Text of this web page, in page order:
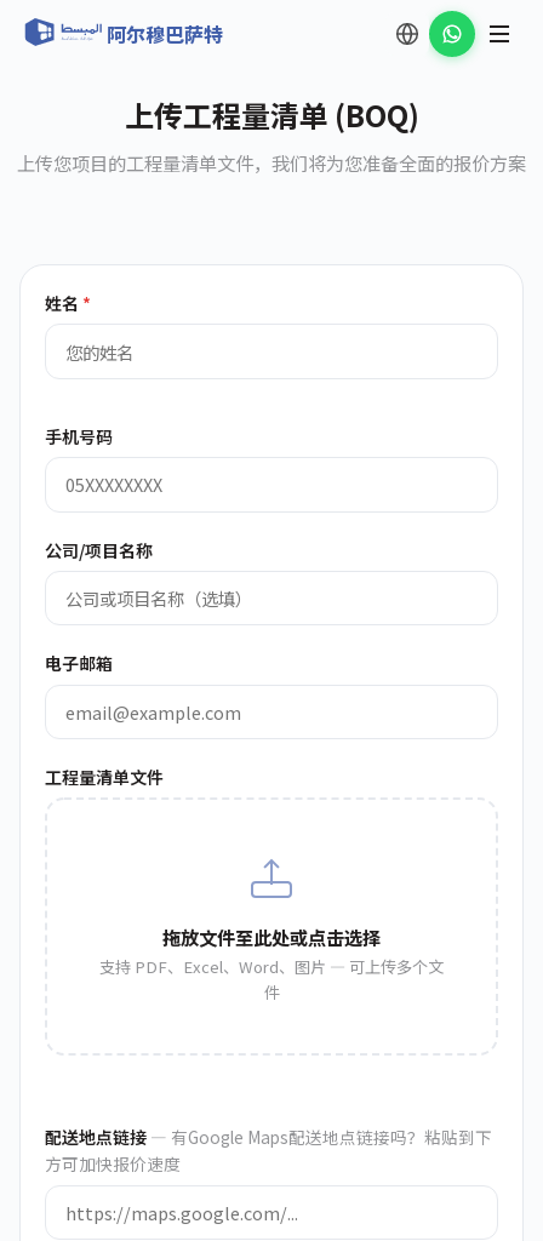
阿尔穆巴萨特
上传工程量清单 (BOQ)
上传您项目的工程量清单文件，我们将为您准备全面的报价方案
姓名 *
手机号码
公司/项目名称
电子邮箱
工程量清单文件
拖放文件至此处或点击选择
支持 PDF、Excel、Word、图片 — 可上传多个文
件
配送地点链接 — 有Google Maps配送地点链接吗？粘贴到下
方可加快报价速度